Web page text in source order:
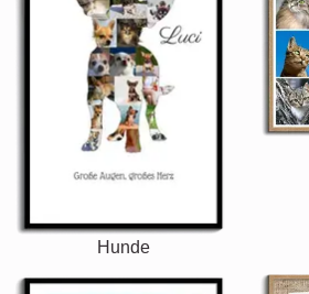
Hunde